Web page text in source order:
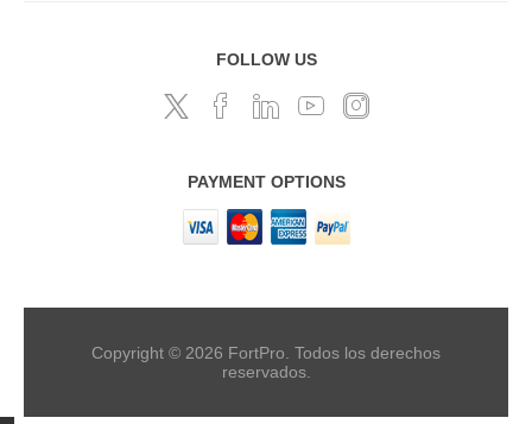
FOLLOW US
PAYMENT OPTIONS
Copyright © 2026 FortPro. Todos los derechos
reservados.